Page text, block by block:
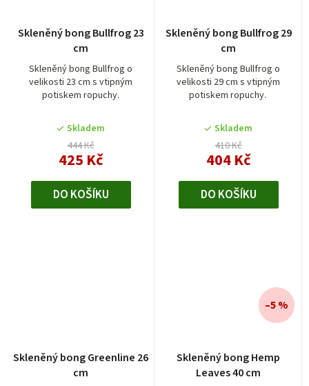
Skleněný bong Bullfrog 23
cm
Skleněný bong Bullfrog o
velikosti 23 cm s vtipným
potiskem ropuchy.
Skladem
444 Kč
425 Kč
DO KOŠÍKU
Skleněný bong Bullfrog 29
cm
Skleněný bong Bullfrog o
velikosti 29 cm s vtipným
potiskem ropuchy.
hodnocení
produktu
je
4,0
z
hvězdiček.
Skladem
410 Kč
404 Kč
DO KOŠÍKU
Skleněný bong Greenline 26
cm
Skleněný bong Hemp
Leaves 40 cm
–5 %